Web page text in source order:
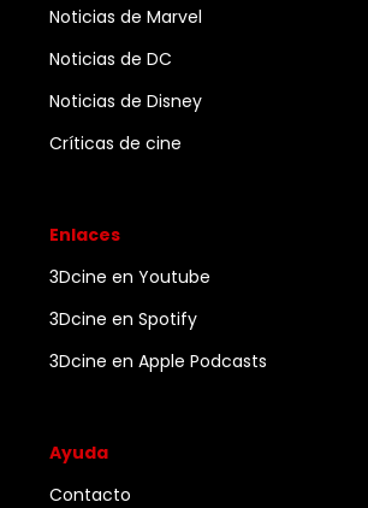
Noticias de Marvel
Noticias de DC
Noticias de Disney
Críticas de cine
Enlaces
3Dcine en Youtube
3Dcine en Spotify
3Dcine en Apple Podcasts
Ayuda
Contacto